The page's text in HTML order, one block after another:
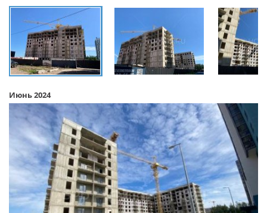
Июнь 2024